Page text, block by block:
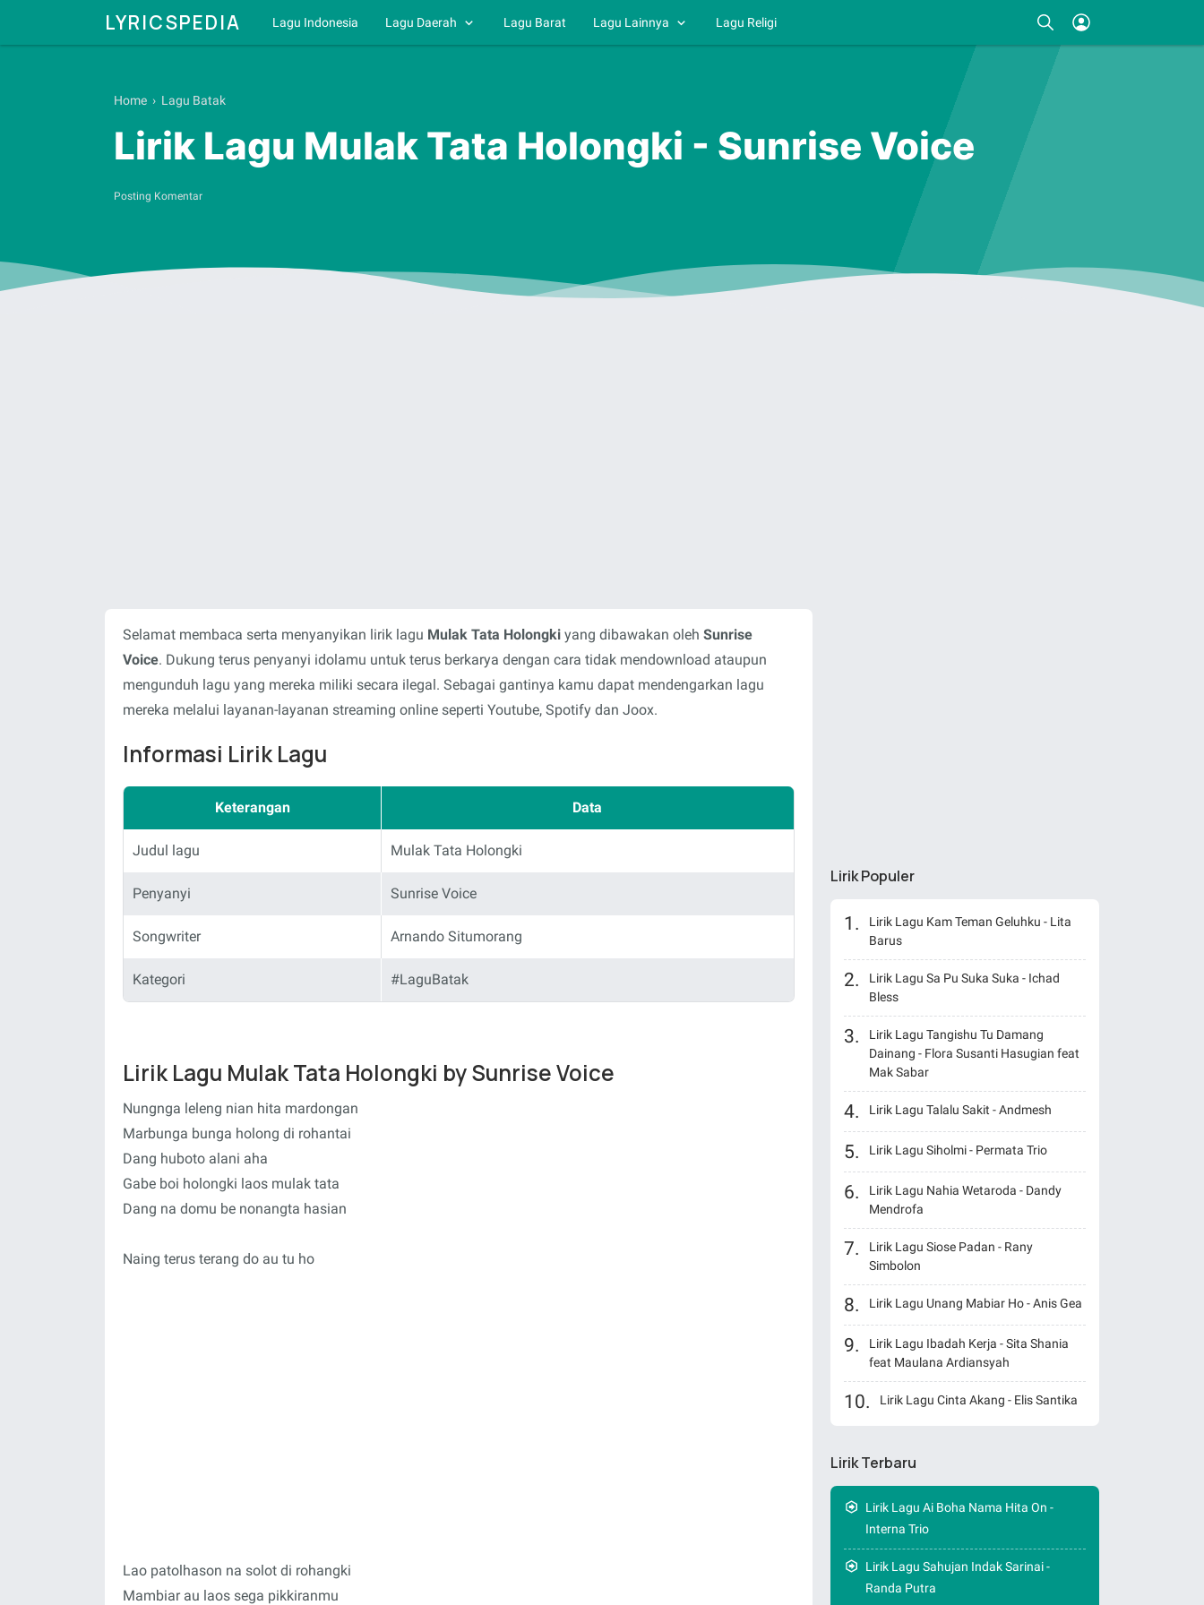
LYRICSPEDIA Lagu Indonesia Lagu Daerah Lagu Barat Lagu Lainnya Lagu Religi
Home › Lagu Batak
Lirik Lagu Mulak Tata Holongki - Sunrise Voice
Posting Komentar
Selamat membaca serta menyanyikan lirik lagu Mulak Tata Holongki yang dibawakan oleh Sunrise
Voice. Dukung terus penyanyi idolamu untuk terus berkarya dengan cara tidak mendownload ataupun
mengunduh lagu yang mereka miliki secara ilegal. Sebagai gantinya kamu dapat mendengarkan lagu
mereka melalui layanan-layanan streaming online seperti Youtube, Spotify dan Joox.
Informasi Lirik Lagu
Keterangan Data
Judul lagu Mulak Tata Holongki
Penyanyi Sunrise Voice
Songwriter Arnando Situmorang
Kategori #LaguBatak
Lirik Lagu Mulak Tata Holongki by Sunrise Voice
Nungnga leleng nian hita mardongan
Marbunga bunga holong di rohantai
Dang huboto alani aha
Gabe boi holongki laos mulak tata
Dang na domu be nonangta hasian
Naing terus terang do au tu ho
Lao patolhason na solot di rohangki
Mambiar au laos sega pikkiranmu
Lirik Populer
Lirik Lagu Kam Teman Geluhku - Lita
Barus
Lirik Lagu Sa Pu Suka Suka - Ichad
Bless
Lirik Lagu Tangishu Tu Damang
Dainang - Flora Susanti Hasugian feat
Mak Sabar
Lirik Lagu Talalu Sakit - Andmesh
Lirik Lagu Siholmi - Permata Trio
Lirik Lagu Nahia Wetaroda - Dandy
Mendrofa
Lirik Lagu Siose Padan - Rany
Simbolon
Lirik Lagu Unang Mabiar Ho - Anis Gea
Lirik Lagu Ibadah Kerja - Sita Shania
feat Maulana Ardiansyah
Lirik Lagu Cinta Akang - Elis Santika
Lirik Terbaru
Lirik Lagu Ai Boha Nama Hita On -
Interna Trio
Lirik Lagu Sahujan Indak Sarinai -
Randa Putra